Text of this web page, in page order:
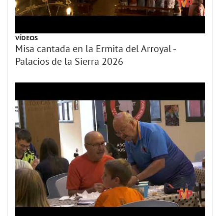
VÍDEOS
Misa cantada en la Ermita del Arroyal -
Palacios de la Sierra 2026